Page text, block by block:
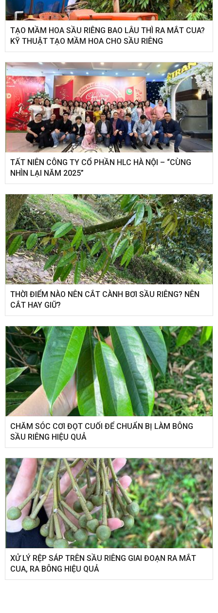
TẠO MẦM HOA SẦU RIÊNG BAO LÂU THÌ RA MẮT CUA?
KỸ THUẬT TẠO MẦM HOA CHO SẦU RIÊNG
​TẤT NIÊN CÔNG TY CỔ PHẦN HLC HÀ NỘI – “CÙNG
NHÌN LẠI NĂM 2025”
THỜI ĐIỂM NÀO NÊN CẮT CÀNH BƠI SẦU RIÊNG? NÊN
CẮT HAY GIỮ?
CHĂM SÓC CƠI ĐỌT CUỐI ĐỂ CHUẨN BỊ LÀM BÔNG
SẦU RIÊNG HIỆU QUẢ
XỬ LÝ RỆP SÁP TRÊN SẦU RIÊNG GIAI ĐOẠN RA MẮT
CUA, RA BÔNG HIỆU QUẢ